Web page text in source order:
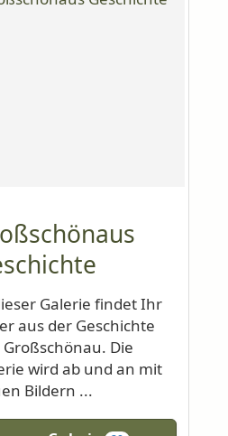
Galerie findet Ihr
aus der Geschichte
Die
wird ab und an mit
Bildern ...